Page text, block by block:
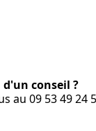
d'un conseil ?
au 09 53 49 24